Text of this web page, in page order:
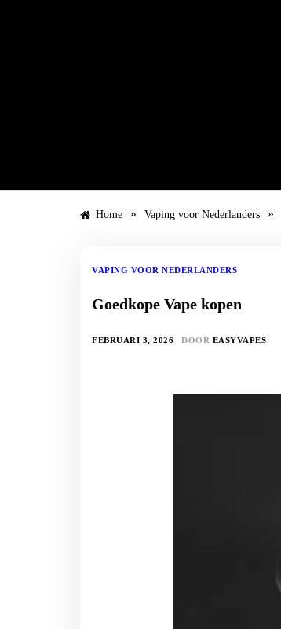
Home » Vaping voor Nederlanders »
VAPING VOOR NEDERLANDERS
Goedkope Vape kopen
FEBRUARI 3, 2026 DOOR EASYVAPES